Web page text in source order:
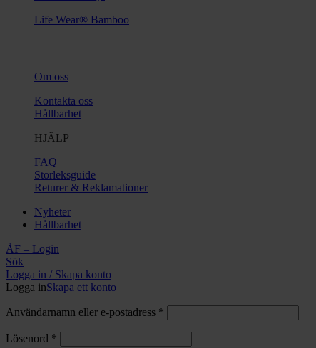
Life Wear® Bamboo
Om oss
Kontakta oss
Hållbarhet
HJÄLP
FAQ
Storleksguide
Returer & Reklamationer
Nyheter
Hållbarhet
ÅF – Login
Sök
Logga in / Skapa konto
Logga inSkapa ett konto
Användarnamn eller e-postadress *
Lösenord *